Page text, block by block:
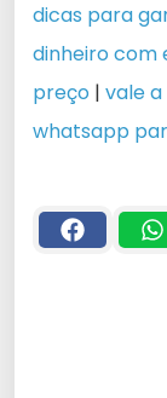
dicas para
dinheiro com
preço | vale
whatsapp